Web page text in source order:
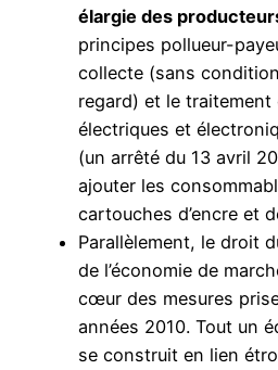
élargie des
principes pollueur-
collecte (sans
regard) et le traitement
électriques et
(un arrêté du 13 avril
ajouter les
cartouches d’encre et
Parallèlement, le droit
de l’économie de
cœur des mesures
années 2010. Tout un
se construit en lien